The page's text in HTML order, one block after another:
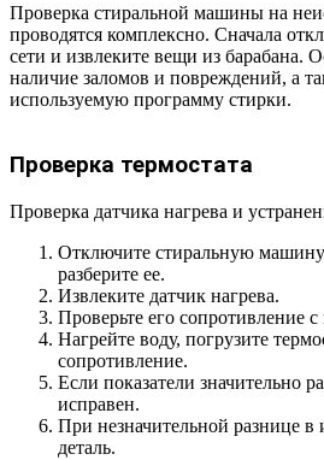
Проверка стиральной машины на
проводятся комплексно. Сначала
сети и извлеките вещи из барабана.
наличие заломов и повреждений, а
используемую программу стирки.
Проверка термостата
Проверка датчика нагрева и
Отключите стиральную машину
разберите ее.
Извлеките датчик нагрева.
Проверьте его сопротивление
Нагрейте воду, погрузите
сопротивление.
Если показатели значительно
исправен.
При незначительной разнице в
деталь.